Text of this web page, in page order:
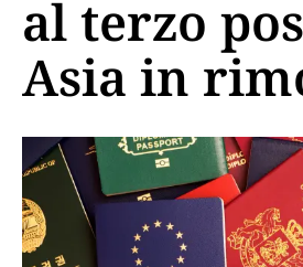
al terzo
Asia in